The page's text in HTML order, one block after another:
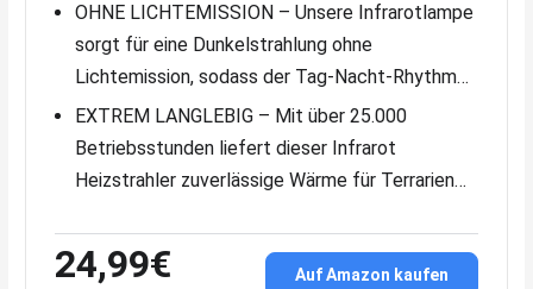
OHNE LICHTEMISSION – Unsere Infrarotlampe
sorgt für eine Dunkelstrahlung ohne
Lichtemission, sodass der Tag-Nacht-Rhythm…
EXTREM LANGLEBIG – Mit über 25.000
Betriebsstunden liefert dieser Infrarot
Heizstrahler zuverlässige Wärme für Terrarien…
24,99€ Auf Amazon kaufen